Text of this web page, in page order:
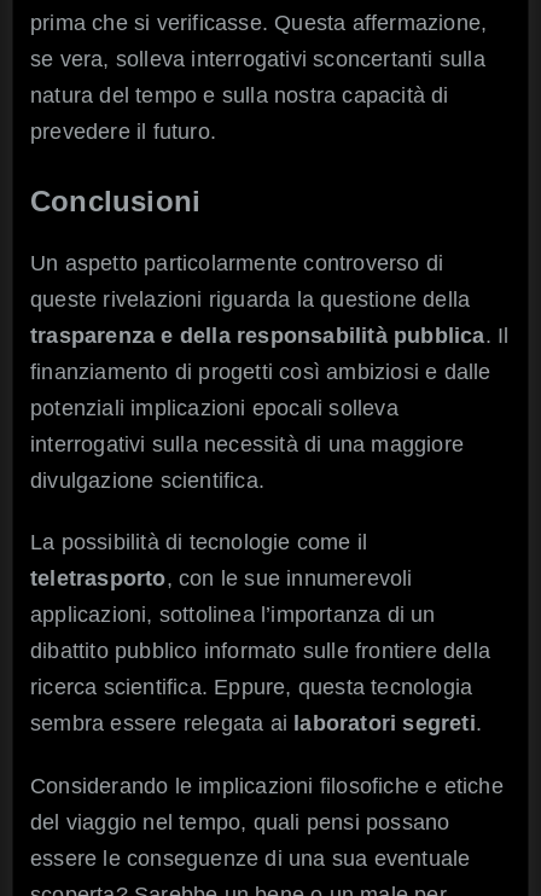
prima che si verificasse. Questa affermazione,
se vera, solleva interrogativi sconcertanti sulla
natura del tempo e sulla nostra capacità di
prevedere il futuro.
Conclusioni
Un aspetto particolarmente controverso di
queste rivelazioni riguarda la questione della
trasparenza e della responsabilità pubblica. Il
finanziamento di progetti così ambiziosi e dalle
potenziali implicazioni epocali solleva
interrogativi sulla necessità di una maggiore
divulgazione scientifica.
La possibilità di tecnologie come il
teletrasporto, con le sue innumerevoli
applicazioni, sottolinea l’importanza di un
dibattito pubblico informato sulle frontiere della
ricerca scientifica. Eppure, questa tecnologia
sembra essere relegata ai laboratori segreti.
Considerando le implicazioni filosofiche e etiche
del viaggio nel tempo, quali pensi possano
essere le conseguenze di una sua eventuale